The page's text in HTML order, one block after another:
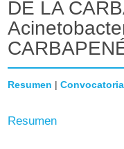
DE LA
Resumen | Convocatoria
Resumen